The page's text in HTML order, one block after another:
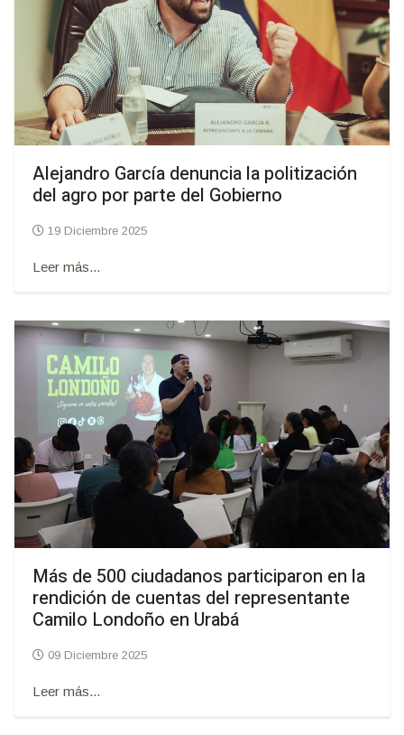
Alejandro García denuncia la politización
del agro por parte del Gobierno
19 Diciembre 2025
Leer más...
Más de 500 ciudadanos participaron en la
rendición de cuentas del representante
Camilo Londoño en Urabá
09 Diciembre 2025
Leer más...